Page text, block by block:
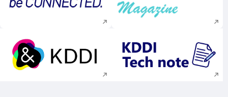
新規ウィンドウで開く 新規ウィンドウで
新規ウィンドウで開く 新規ウィンドウで